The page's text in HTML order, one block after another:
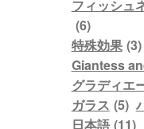
フィッシュ
(6)
特殊効果 (3)
Giantess
グラディエ
ガラス (5)
日本語 (11)